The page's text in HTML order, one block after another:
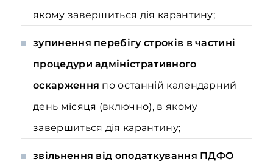
якому завершиться дія карантину;
зупинення перебігу строків в частині
процедури адміністративного
оскарження по останній календарний
день місяця (включно), в якому
завершиться дія карантину;
звільнення від оподаткування ПДФО